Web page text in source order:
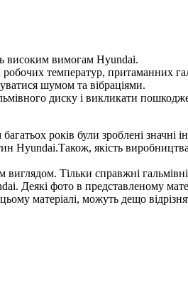
високим вимогам Hyundai.
температур, притаманних
шумом та вібраціями.
диску і викликати
років були зроблені значні
Hyundai.Також, якість
Тільки справжні
Деякі фото в представленому
матеріалі, можуть дещо